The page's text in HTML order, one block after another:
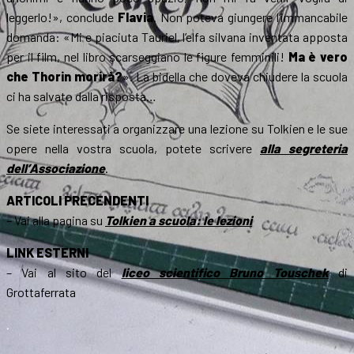
leggerlo!», conclude Flavia. Non poteva giungere l’immancabile
domanda: «Mi e piaciuta Tauriel, l’elfa silvana inventata apposta
per il film, nel libro scarseggiano le figure femminili! Ma è vero
che Thorin morirà?». La bidella che doveva chiudere la scuola
ci ha salvato dalla risposta…
Se siete interessati a organizzare una lezione su Tolkien e le sue
opere nella vostra scuola, potete scrivere alla segreteria
dell’Associazione.
ARTICOLI PRECENDENTI
– Vai alla pagina su Tolkien a scuola: le lezioni
LINK ESTERNI
– Vai al sito delliceo scientifico Bruno Touschekdi
Grottaferrata